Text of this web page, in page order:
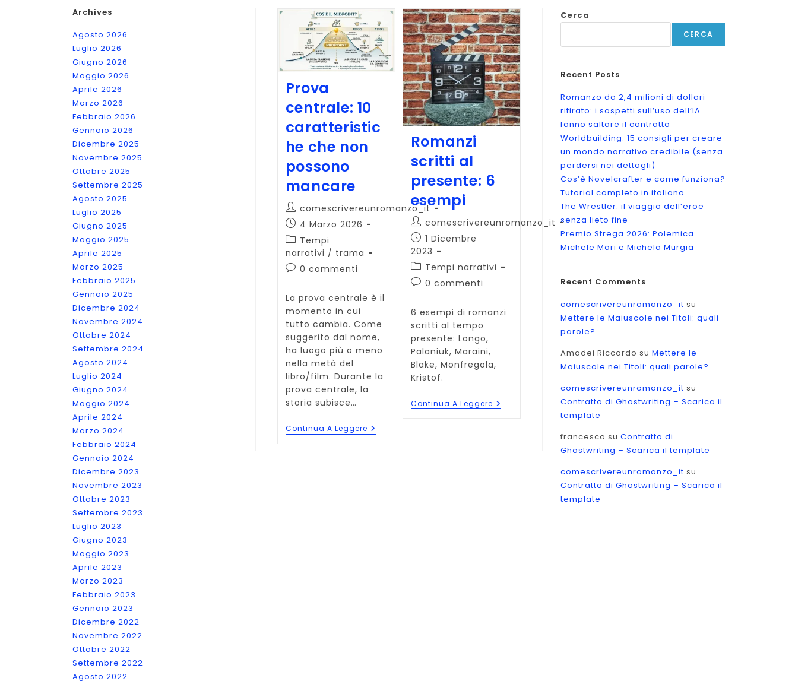
Prova
centrale: 10
caratteristic
he che non
possono
mancare
Autore
dell'articolo:
comescrivereunromanzo_it
Articolo
pubblicato:
4 Marzo 2026
Categoria
dell'articolo:
Tempi
narrativi / trama
Commenti
0 commenti
La prova centrale è il
momento in cui
tutto cambia. Come
suggerito dal nome,
ha luogo più o meno
nella metà del
libro/film. Durante la
prova centrale, la
storia subisce…
Continua A LeggereProva
Centrale:
Romanzi
scritti al
presente: 6
esempi
Autore
dell'articolo:
comescrivereunromanzo_it
Articolo
pubblicato:
1 Dicembre
2023
Categoria
dell'articolo:
Tempi narrativi
Commenti
0 commenti
6 esempi di romanzi
scritti al tempo
presente: Longo,
Palaniuk, Maraini,
Blake, Monfregola,
Kristof.
Continua A LeggereRomanzi
Scritti
Archives
Agosto 2026
Luglio 2026
Giugno 2026
Maggio 2026
Aprile 2026
Marzo 2026
Febbraio 2026
Gennaio 2026
Dicembre 2025
Novembre 2025
Ottobre 2025
Settembre 2025
Agosto 2025
Luglio 2025
Giugno 2025
Maggio 2025
Aprile 2025
Marzo 2025
Febbraio 2025
Gennaio 2025
Dicembre 2024
Novembre 2024
Ottobre 2024
Settembre 2024
Agosto 2024
Luglio 2024
Giugno 2024
Maggio 2024
Aprile 2024
Marzo 2024
Febbraio 2024
Gennaio 2024
Dicembre 2023
Novembre 2023
Ottobre 2023
Settembre 2023
Luglio 2023
Giugno 2023
Maggio 2023
Aprile 2023
Marzo 2023
Febbraio 2023
Gennaio 2023
Dicembre 2022
Novembre 2022
Ottobre 2022
Settembre 2022
Agosto 2022
Cerca
CERCA
Recent Posts
Romanzo da 2,4 milioni di dollari
ritirato: i sospetti sull’uso dell’IA
fanno saltare il contratto
Worldbuilding: 15 consigli per creare
un mondo narrativo credibile (senza
perdersi nei dettagli)
Cos’è Novelcrafter e come funziona?
Tutorial completo in italiano
The Wrestler: il viaggio dell’eroe
senza lieto fine
Premio Strega 2026: Polemica
Michele Mari e Michela Murgia
Recent Comments
comescrivereunromanzo_it su
Mettere le Maiuscole nei Titoli: quali
parole?
Amadei Riccardo su Mettere le
Maiuscole nei Titoli: quali parole?
comescrivereunromanzo_it su
Contratto di Ghostwriting – Scarica il
template
francesco su Contratto di
Ghostwriting – Scarica il template
comescrivereunromanzo_it su
Contratto di Ghostwriting – Scarica il
template